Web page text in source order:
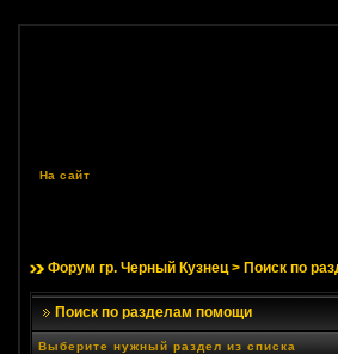
На сайт
Форум гр. Черный Кузнец> Поиск по
Поиск по разделам помощи
Выберите нужный раздел из списка